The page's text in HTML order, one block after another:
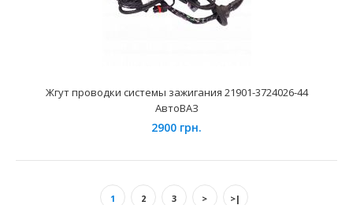
300 грн.
Применение на автомобилях семейства ВАЗ-2112, 2170,
Жгут проводки системы зажигания 21901-3724026-44
АвтоВАЗ
2900 грн.
1 2 3 > >|